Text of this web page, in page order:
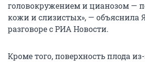
головокружением и цианозом —
кожи и слизистых», — объяснила
разговоре с РИА Новости.
Кроме того, поверхность плода